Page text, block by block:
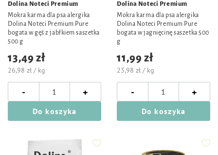
Dolina Noteci Premium
Mokra karma dla psa alergika
Dolina Noteci Premium Pure
bogata w gęś z jabłkiem saszetka
500 g
13,49 zł
26,98 zł / kg
- +
Do koszyka
Dolina Noteci Premium
Mokra karma dla psa alergika
Dolina Noteci Premium Pure
bogata w jagnięcinę saszetka 500
g
11,99 zł
23,98 zł / kg
- +
Do koszyka